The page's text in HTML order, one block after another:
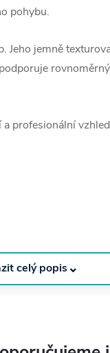
pohybu.
Jeho jemně
profesionální
celý popis⌄